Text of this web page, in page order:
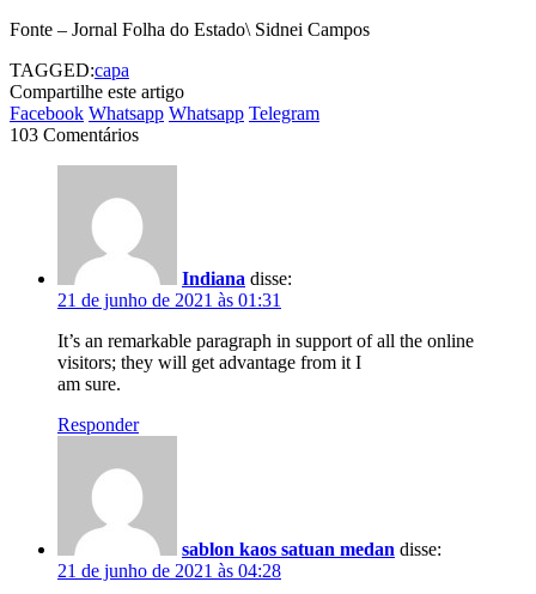
Fonte – Jornal Folha do Estado\ Sidnei Campos
TAGGED:capa
Compartilhe este artigo
Facebook Whatsapp Whatsapp Telegram
103 Comentários
Indiana disse:
21 de junho de 2021 às 01:31
It’s an remarkable paragraph in support of all the online
visitors; they will get advantage from it I
am sure.
Responder
sablon kaos satuan medan disse:
21 de junho de 2021 às 04:28